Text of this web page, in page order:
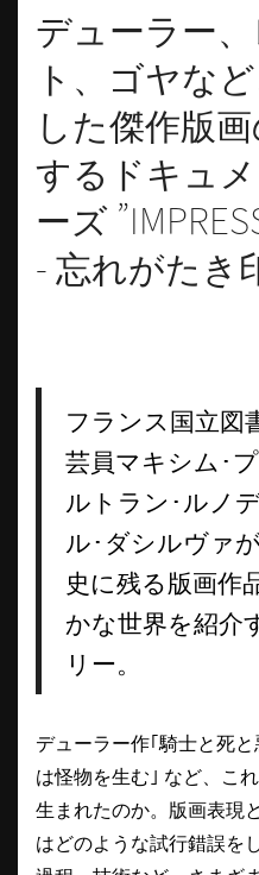
デューラー
ト、ゴヤな
した傑作版
するドキュ
ーズ
- 忘れがたき
フランス国立図
芸員マキシム･
ルトラン･ルノ
ル･ダシルヴァ
史に残る版画作
かな世界を紹介
リー。
デューラー作｢騎士と死
は怪物を生む｣ など、こ
生まれたのか。版画表現
はどのような試行錯誤を